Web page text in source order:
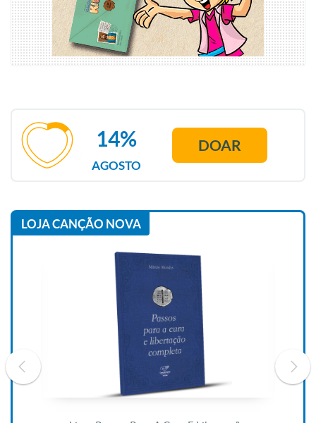
AGOSTO
14% DOAR
LOJA CANÇÃO NOVA